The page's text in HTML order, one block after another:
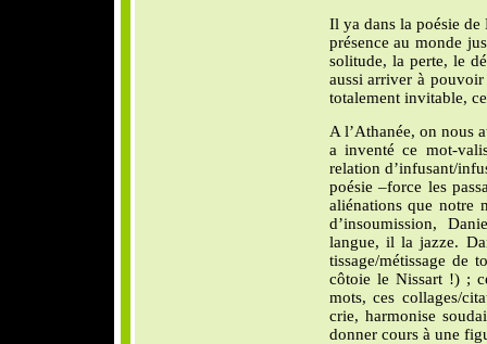
Il ya dans la poésie
présence au monde
solitude, la perte, le
aussi arriver à
totalement invitable,
A l’Athanée, on nous
a inventé ce mot-
relation d’infusant/
poésie –force les
aliénations que notre
d’insoumission,
langue, il la jazze.
tissage/métissage de
côtoie le Nissart !) ;
mots, ces collages/
crie, harmonise
donner cours à une